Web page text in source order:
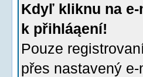
Kdyľ kliknu na
k přihláąení!
Pouze
přes nastavený